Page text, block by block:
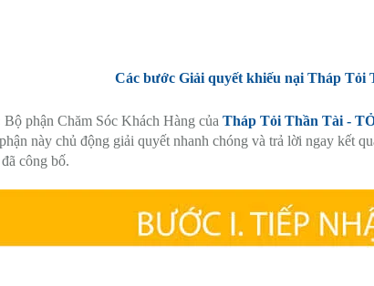
Các bước Giải quyết khiếu nại Tháp
Bộ phận Chăm Sóc Khách Hàng của Tháp Tỏi Thần Tài -
này chủ động giải quyết nhanh chóng và trả lời ngay kết
công bố.